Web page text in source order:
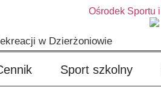
w Dzierżoniowie
Sport szkolny